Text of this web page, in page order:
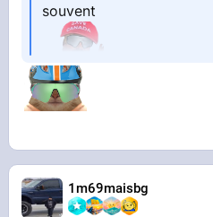
souvent
1m69maisbg